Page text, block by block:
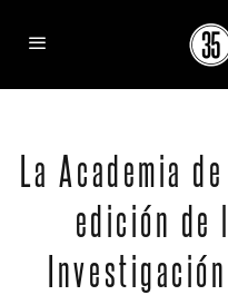
La Academia
edición de